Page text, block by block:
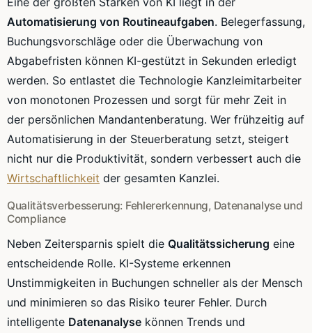
Automatisierung von Routineaufgaben. Belegerfassung,
Buchungsvorschläge oder die Überwachung von
Abgabefristen können KI-gestützt in Sekunden erledigt
werden. So entlastet die Technologie Kanzleimitarbeiter
von monotonen Prozessen und sorgt für mehr Zeit in
der persönlichen Mandantenberatung. Wer frühzeitig auf
Automatisierung in der Steuerberatung setzt, steigert
nicht nur die Produktivität, sondern verbessert auch die
Wirtschaftlichkeit der gesamten Kanzlei.
Qualitätsverbesserung: Fehlererkennung, Datenanalyse und
Compliance
Neben Zeitersparnis spielt die Qualitätssicherung eine
entscheidende Rolle. KI-Systeme erkennen
Unstimmigkeiten in Buchungen schneller als der Mensch
und minimieren so das Risiko teurer Fehler. Durch
intelligente Datenanalyse können Trends und